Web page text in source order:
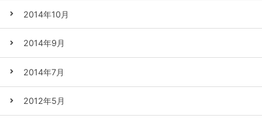
2014年10月
2014年9月
2014年7月
2012年5月